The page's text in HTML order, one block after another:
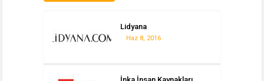
Lidyana
Haz 8, 2016